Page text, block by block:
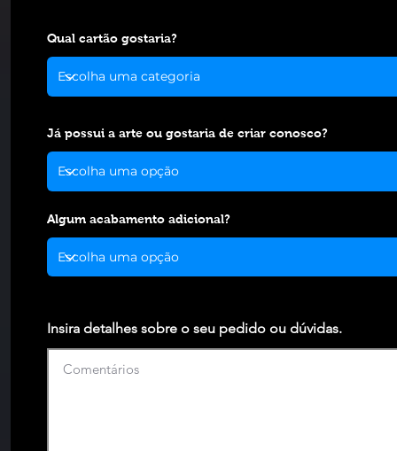
Qual cartão gostaria?
Já possui a arte ou gostaria de criar conosco?
Algum acabamento adicional?
Insira detalhes sobre o seu pedido ou dúvidas.